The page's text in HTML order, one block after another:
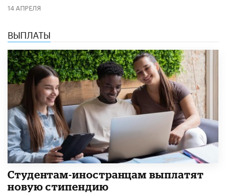
14 АПРЕЛЯ
ВЫПЛАТЫ
Студентам-иностранцам выплатят
новую стипендию